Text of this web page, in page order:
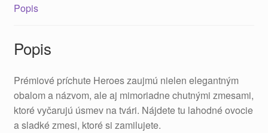
Popis
Popis
Prémiové príchute Heroes zaujmú nielen elegantným
obalom a názvom, ale aj mimoriadne chutnými zmesami,
ktoré vyčarujú úsmev na tvári. Nájdete tu lahodné ovocie
a sladké zmesi, ktoré si zamilujete.